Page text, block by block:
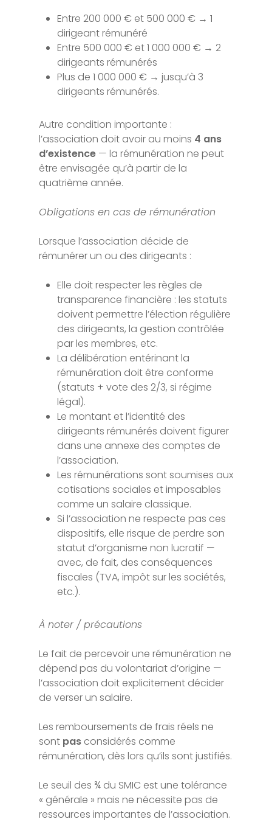
Entre 200 000 € et 500 000 € → 1
dirigeant rémunéré
Entre 500 000 € et 1 000 000 € → 2
dirigeants rémunérés
Plus de 1 000 000 € → jusqu’à 3
dirigeants rémunérés.
Autre condition importante :
l’association doit avoir au moins 4 ans
d’existence — la rémunération ne peut
être envisagée qu’à partir de la
quatrième année.
Obligations en cas de rémunération
Lorsque l’association décide de
rémunérer un ou des dirigeants :
Elle doit respecter les règles de
transparence financière : les statuts
doivent permettre l’élection régulière
des dirigeants, la gestion contrôlée
par les membres, etc.
La délibération entérinant la
rémunération doit être conforme
(statuts + vote des 2/3, si régime
légal).
Le montant et l’identité des
dirigeants rémunérés doivent figurer
dans une annexe des comptes de
l’association.
Les rémunérations sont soumises aux
cotisations sociales et imposables
comme un salaire classique.
Si l’association ne respecte pas ces
dispositifs, elle risque de perdre son
statut d’organisme non lucratif —
avec, de fait, des conséquences
fiscales (TVA, impôt sur les sociétés,
etc.).
À noter / précautions
Le fait de percevoir une rémunération ne
dépend pas du volontariat d’origine —
l’association doit explicitement décider
de verser un salaire.
Les remboursements de frais réels ne
sont pas considérés comme
rémunération, dès lors qu’ils sont justifiés.
Le seuil des ¾ du SMIC est une tolérance
« générale » mais ne nécessite pas de
ressources importantes de l’association.